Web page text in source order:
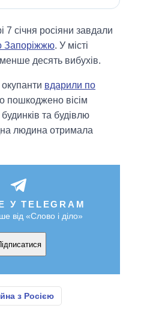
7 січня росіяни завдали
Запоріжжю. У місті
десять вибухів.
окупанти вдарили по
пошкоджено вісім
та будівлю
людина отримала
У TELEGRAM
від «Слово і діло»
з Росією